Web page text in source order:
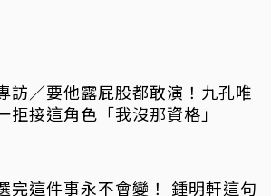
訪／要他露屁股都敢演！九孔唯
拒接這角色「我沒那資格」
完這件事永不會變！ 鍾明軒這句